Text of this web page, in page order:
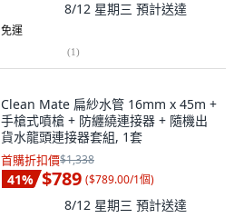
8/12 星期三 預計送達
免運
(1)
Clean Mate 扁紗水管 16mm x 45m +
手槍式噴槍 + 防纏繞連接器 + 隨機出
貨水龍頭連接器套組, 1套
首購折扣價$1,338
41% $789 ($789.00/1個)
8/12 星期三 預計送達